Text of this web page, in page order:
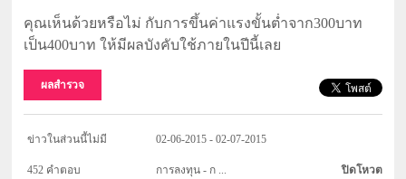
คุณเห็นด้วยหรือไม่ กับการขึ้นค่าแรงขั้นต่ำจาก300บาท
เป็น400บาท ให้มีผลบังคับใช้ภายในปีนี้เลย
ผลสำรวจ
ข่าวในส่วนนี้ไม่มี 02-06-2015 - 02-07-2015
452 คำตอบ การลงทุน - ก ... ปิดโหวต